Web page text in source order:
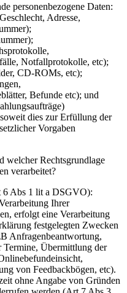
personenbezogene Daten:
Adresse,
Notfallprotokolle, etc);
CD-ROMs, etc);
Befunde etc); und
dies zur Erfüllung der
Vorgaben
welcher Rechtsgrundlage
verarbeitet?
Abs 1 lit a DSGVO):
Ihrer
erfolgt eine Verarbeitung
festgelegten Zwecken
Anfragenbeantwortung,
Termine, Übermittlung der
von Feedbackbögen, etc).
ohne Angabe von Gründen